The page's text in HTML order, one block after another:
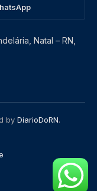
Natal – RN,
by DiarioDoRN.